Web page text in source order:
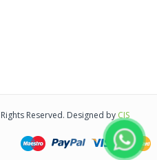
Reserved. Designed by CIS